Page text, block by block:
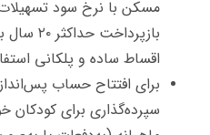
اقساط ساده و پلکانی
برای افتتاح حساب
سپرده‌گذاری برای کودکان